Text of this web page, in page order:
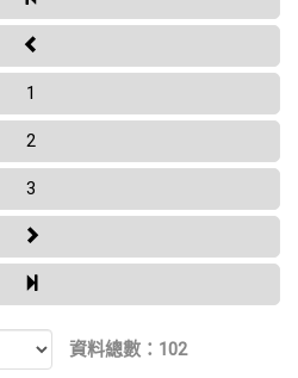
1
2
3
資料總數：102